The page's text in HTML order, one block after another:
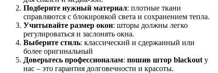
Подберите нужный материал: плотные ткани
справляются с блокировкой света и сохранением тепла.
Учитывайте размер окон: шторы должны легко
регулироваться и заслонять окна.
Выберите стиль: классический и сдержанный или
более оригинальный
Доверьтесь профессионалам: пошив штор blackout у
нас – это гарантия долговечности и красоты.